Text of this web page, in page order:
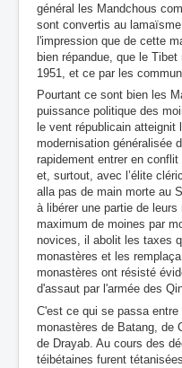
général les Mandchous
sont convertis au
l'impression que de cette
bien répandue, que le Tibet
1951, et ce par les
Pourtant ce sont bien les
puissance politique des
le vent républicain
modernisation généralisée
rapidement entrer en
et, surtout, avec l’élite
alla pas de main morte au
à libérer une partie de
maximum de moines par
novices, il abolit les taxes
monastères et les
monastères ont résisté
d'assaut par l'armée des
C'est ce qui se passa
monastères de Batang, de
de Drayab. Au cours des
téibétaines furent